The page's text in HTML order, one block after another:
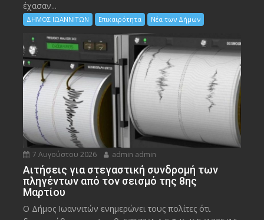
έχασαν...
ΔΗΜΟΣ ΙΩΑΝΝΙΤΩΝ Επικαιρότητα Νέα των Δήμων
7 Αυγούστου 2026 admin admin
Αιτήσεις για στεγαστική συνδρομή των
πληγέντων από τον σεισμό της 8ης
Μαρτίου
Ο Δήμος Ιωαννιτών ενημερώνει τους πολίτες ότι